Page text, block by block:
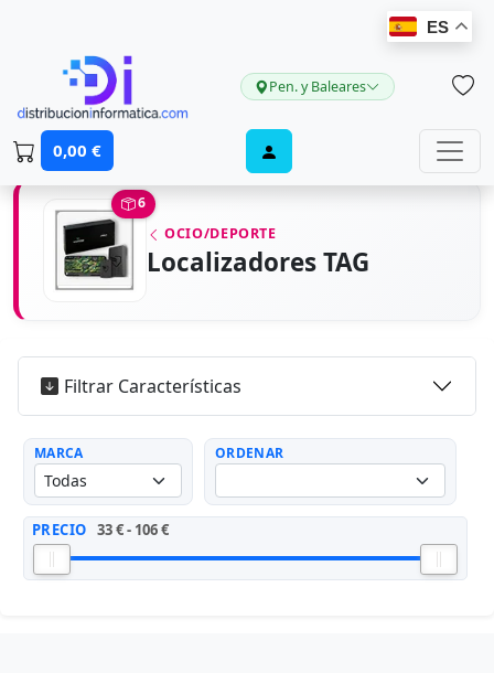
ES
Pen. y Baleares
0,00 €
6
OCIO/DEPORTE
Localizadores TAG
Filtrar Características
MARCA ORDENAR
PRECIO 33 € - 106 €